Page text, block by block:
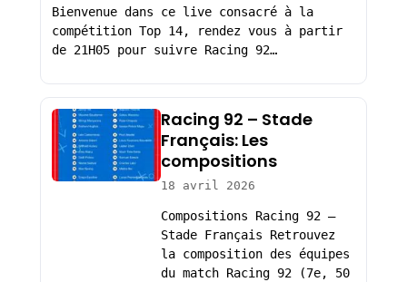
Bienvenue dans ce live consacré à la
compétition Top 14, rendez vous à partir
de 21H05 pour suivre Racing 92…
Racing 92 – Stade
Français: Les
compositions
18 avril 2026
Compositions Racing 92 –
Stade Français Retrouvez
la composition des équipes
du match Racing 92 (7e, 50